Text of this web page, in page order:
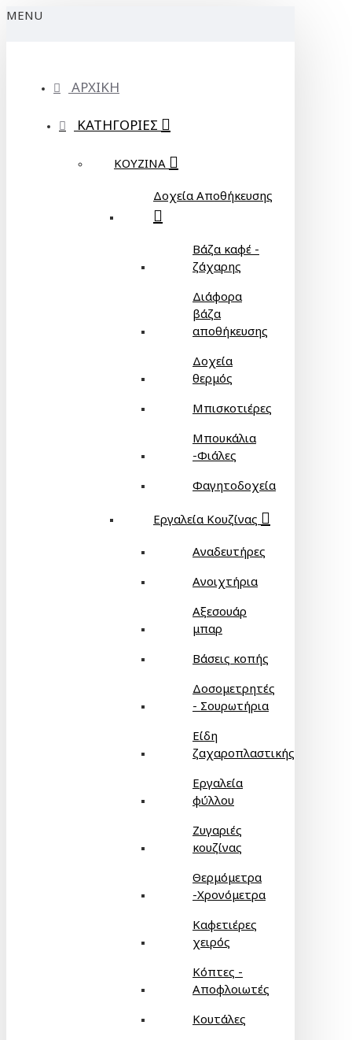
MENU
ΑΡΧΙΚΗ
ΚΑΤΗΓΟΡΙΕΣ
ΚΟΥΖΙΝΑ
Δοχεία Αποθήκευσης
Βάζα καφέ -
ζάχαρης
Διάφορα
βάζα
αποθήκευσης
Δοχεία
θερμός
Μπισκοτιέρες
Μπουκάλια
-Φιάλες
Φαγητοδοχεία
Εργαλεία Κουζίνας
Αναδευτήρες
Ανοιχτήρια
Αξεσουάρ
μπαρ
Βάσεις κοπής
Δοσομετρητές
- Σουρωτήρια
Είδη
ζαχαροπλαστικής
Εργαλεία
φύλλου
Ζυγαριές
κουζίνας
Θερμόμετρα
-Χρονόμετρα
Καφετιέρες
χειρός
Κόπτες -
Αποφλοιωτές
Κουτάλες